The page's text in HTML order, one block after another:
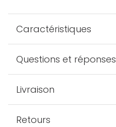
Caractéristiques
Questions et réponses
Livraison
Retours